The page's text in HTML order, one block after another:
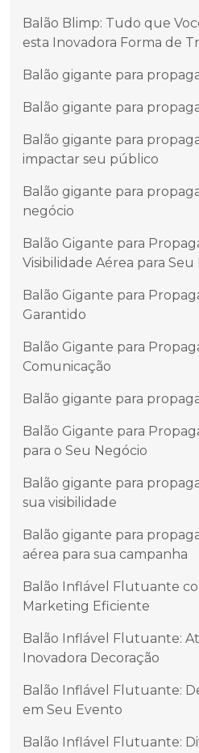
Balão Blimp: Tudo que
esta Inovadora Forma de
Balão gigante para
Balão gigante para
Balão gigante para
impactar seu público
Balão gigante para
negócio
Balão Gigante para
Visibilidade Aérea para Seu
Balão Gigante para
Garantido
Balão Gigante para
Comunicação
Balão gigante para
Balão Gigante para
para o Seu Negócio
Balão gigante para
sua visibilidade
Balão gigante para
aérea para sua campanha
Balão Inflável Flutuante
Marketing Eficiente
Balão Inflável Flutuante:
Inovadora Decoração
Balão Inflável Flutuante:
em Seu Evento
Balão Inflável Flutuante: